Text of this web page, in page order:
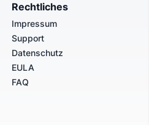
Rechtliches
Impressum
Support
Datenschutz
EULA
FAQ